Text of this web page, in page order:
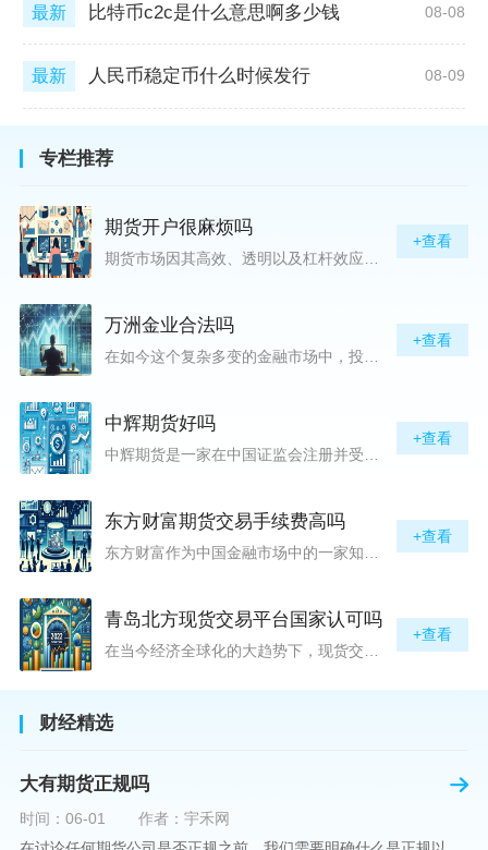
最新 比特币c2c是什么意思啊多少钱 08-08
最新 人民币稳定币什么时候发行 08-09
专栏推荐
期货开户很麻烦吗
+查看
万洲金业合法吗
+查看
中辉期货好吗
+查看
东方财富期货交易手续费高吗
+查看
青岛北方现货交易平台国家认可吗
在当今经济全球化的大趋势下，现货交易市场作为资本流动的重要平台，正吸引着世界各地的目光。中国，作为全球第二大经济体，其金融市场的发展和监管逐渐受到各界的重视。在众多现货交易平台中，青岛北方现货交易平台（下简称“北方平台”）究竟是否得到了国家的认可和监管，是许多投资者和市场参与者关心的问题。本文旨在深入探讨北方平台的性质、运营情况及其是否获得国家认可等方面的信息。北方平台成立于某年，位于中国山东省青岛市，旨在为企业和个人提供一套完善的物质现货交易服务。平台运用现代信息技术，建立
+查看
财经精选
大有期货正规吗
时间：06-01
作者：宇禾网